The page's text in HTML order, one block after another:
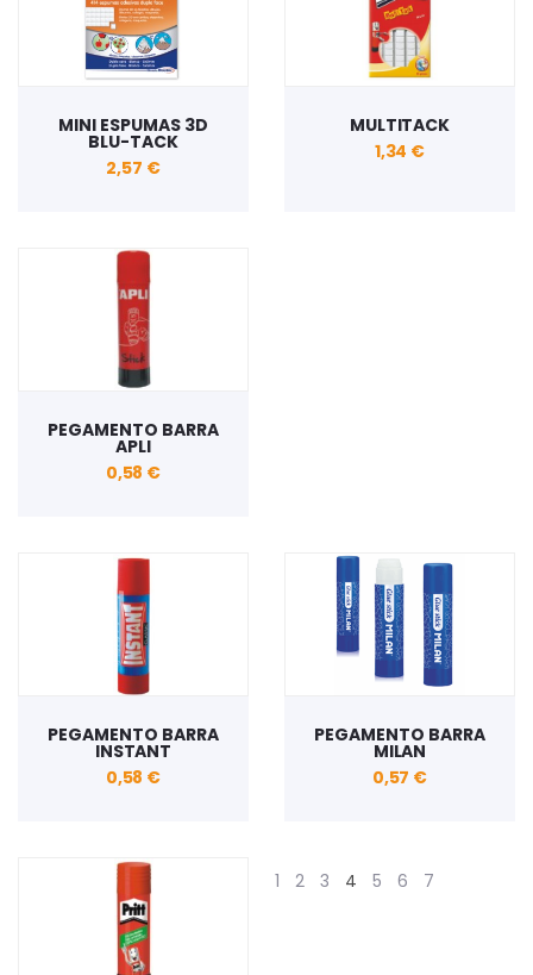
MINI ESPUMAS 3D
BLU-TACK
2,57 €
MULTITACK
1,34 €
PEGAMENTO BARRA
APLI
0,58 €
PEGAMENTO BARRA
INSTANT
0,58 €
PEGAMENTO BARRA
MILAN
0,57 €
1 2 3 4 5 6 7